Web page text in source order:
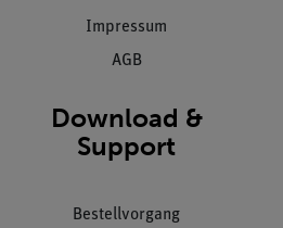
Impressum
AGB
Download &
Support
Bestellvorgang